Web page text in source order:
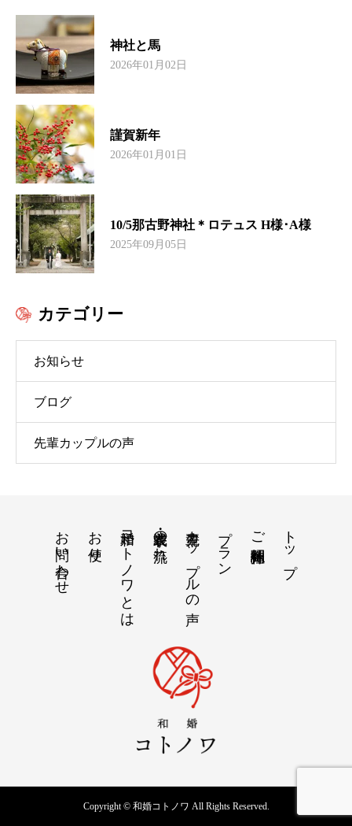
神社と馬
2026年01月02日
謹賀新年
2026年01月01日
10/5那古野神社＊ロテュス H様･A様
2025年09月05日
カテゴリー
お知らせ
ブログ
先輩カップルの声
トップ
ご紹介神社仏閣
プラン
先輩カップルの声
衣装・挙式の流れ
和婚コトノワとは
お便り
お問い合わせ
Copyright © 和婚コトノワ All Rights Reserved.